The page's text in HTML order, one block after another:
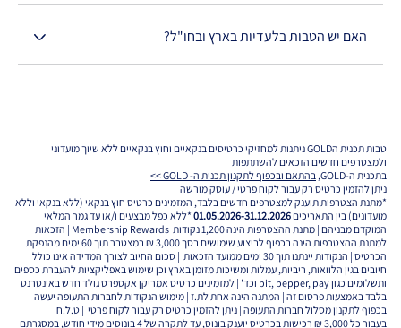
האם יש הטבות בלעדיות בארץ ובחו"ל?
טבות תכנית הGOLD ניתנות למחזיקי כרטיסים בנקאיים וחוץ בנקאיים ללא שיוך מועדוני
ולמצטרפים חדשים הזכאים להשתתפות
בתכנית ה-GOLD,
בהתאם ובכפוף לתקנון תכנית ה- GOLD >>
ניתן להזמין כרטיס רק עבור לקוח פרטי / עוסק מורשה
*מתנת הצטרפות תוענק למצטרפים חדשים בלבד, המזמינים כרטיס חוץ בנקאי (ללא בנקאי וללא
מועדונים) בין התאריכים01.05.2026-31.12.2026 *ללא כפל מבצעים ו/או עד גמר המלאי
המוקדם מבניהם | מתנת ההצטרפות הינה 1,200 נקודות Membership Rewards | הזכאות
למתנת ההצטרפות הינה בכפוף לביצוע שימושים בסך 3,000 ₪ במצטבר תוך 60 ימים מהנפקת
הכרטיס | הנקודות יינתנו תוך 30 ימים ממועד הזכאות | סכום החיוב לצורך המדידה אינו כולל
חיובים בגין הלוואות, ריביות, עמלות ומשיכות מזומן בארץ וכן שימוש באפליקציות להעברת כספים
ותשלומים כגון bit, pepper, pay וכד' | למזמינים כרטיס אמריקן אקספרס גולד חדש באינטרנט
בלבד באמצעות פרסום זה | המתנה הינה אחת לת.ז | מימוש הנקודות לחברות התעופה יעשה
בכפוף לתקנון מסלול חברות התעופה | ניתן להזמין כרטיס רק עבור לקוח פרטי | ט.ל.ח
בעבור כל 3,000 ₪ רכישות בכרטיס יוענק בונוס, עד לתקרה של 4 בונוסים מידי חודש, במסגרתם